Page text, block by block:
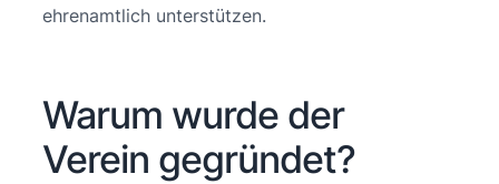
ehrenamtlich unterstützen.
Warum wurde der
Verein gegründet?